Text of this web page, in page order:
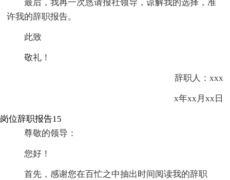
最后，我再一次恳请报社领导，谅解我的选择，准
许我的辞职报告。
此致
敬礼！
辞职人：xxx
x年xx月xx日
岗位辞职报告15
尊敬的领导：
您好！
首先，感谢您在百忙之中抽出时间阅读我的辞职